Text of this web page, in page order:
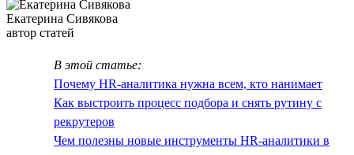
Екатерина Сивякова
автор статей
В этой статье:
Почему HR-аналитика нужна всем, кто нанимает
Как выстроить процесс подбора и снять рутину с
рекрутеров
Чем полезны новые инструменты HR-аналитики в